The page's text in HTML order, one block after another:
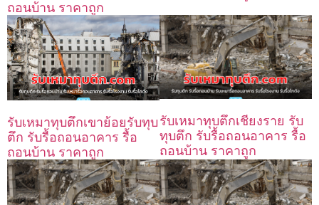
ถอนบ้าน ราคาถูก
รับเหมาทุบตึกเขาย้อยรับทุบ
ตึก รับรื้อถอนอาคาร รื้อ
ถอนบ้าน ราคาถูก
รับเหมาทุบตึกเชียงราย รับ
ทุบตึก รับรื้อถอนอาคาร รื้อ
ถอนบ้าน ราคาถูก